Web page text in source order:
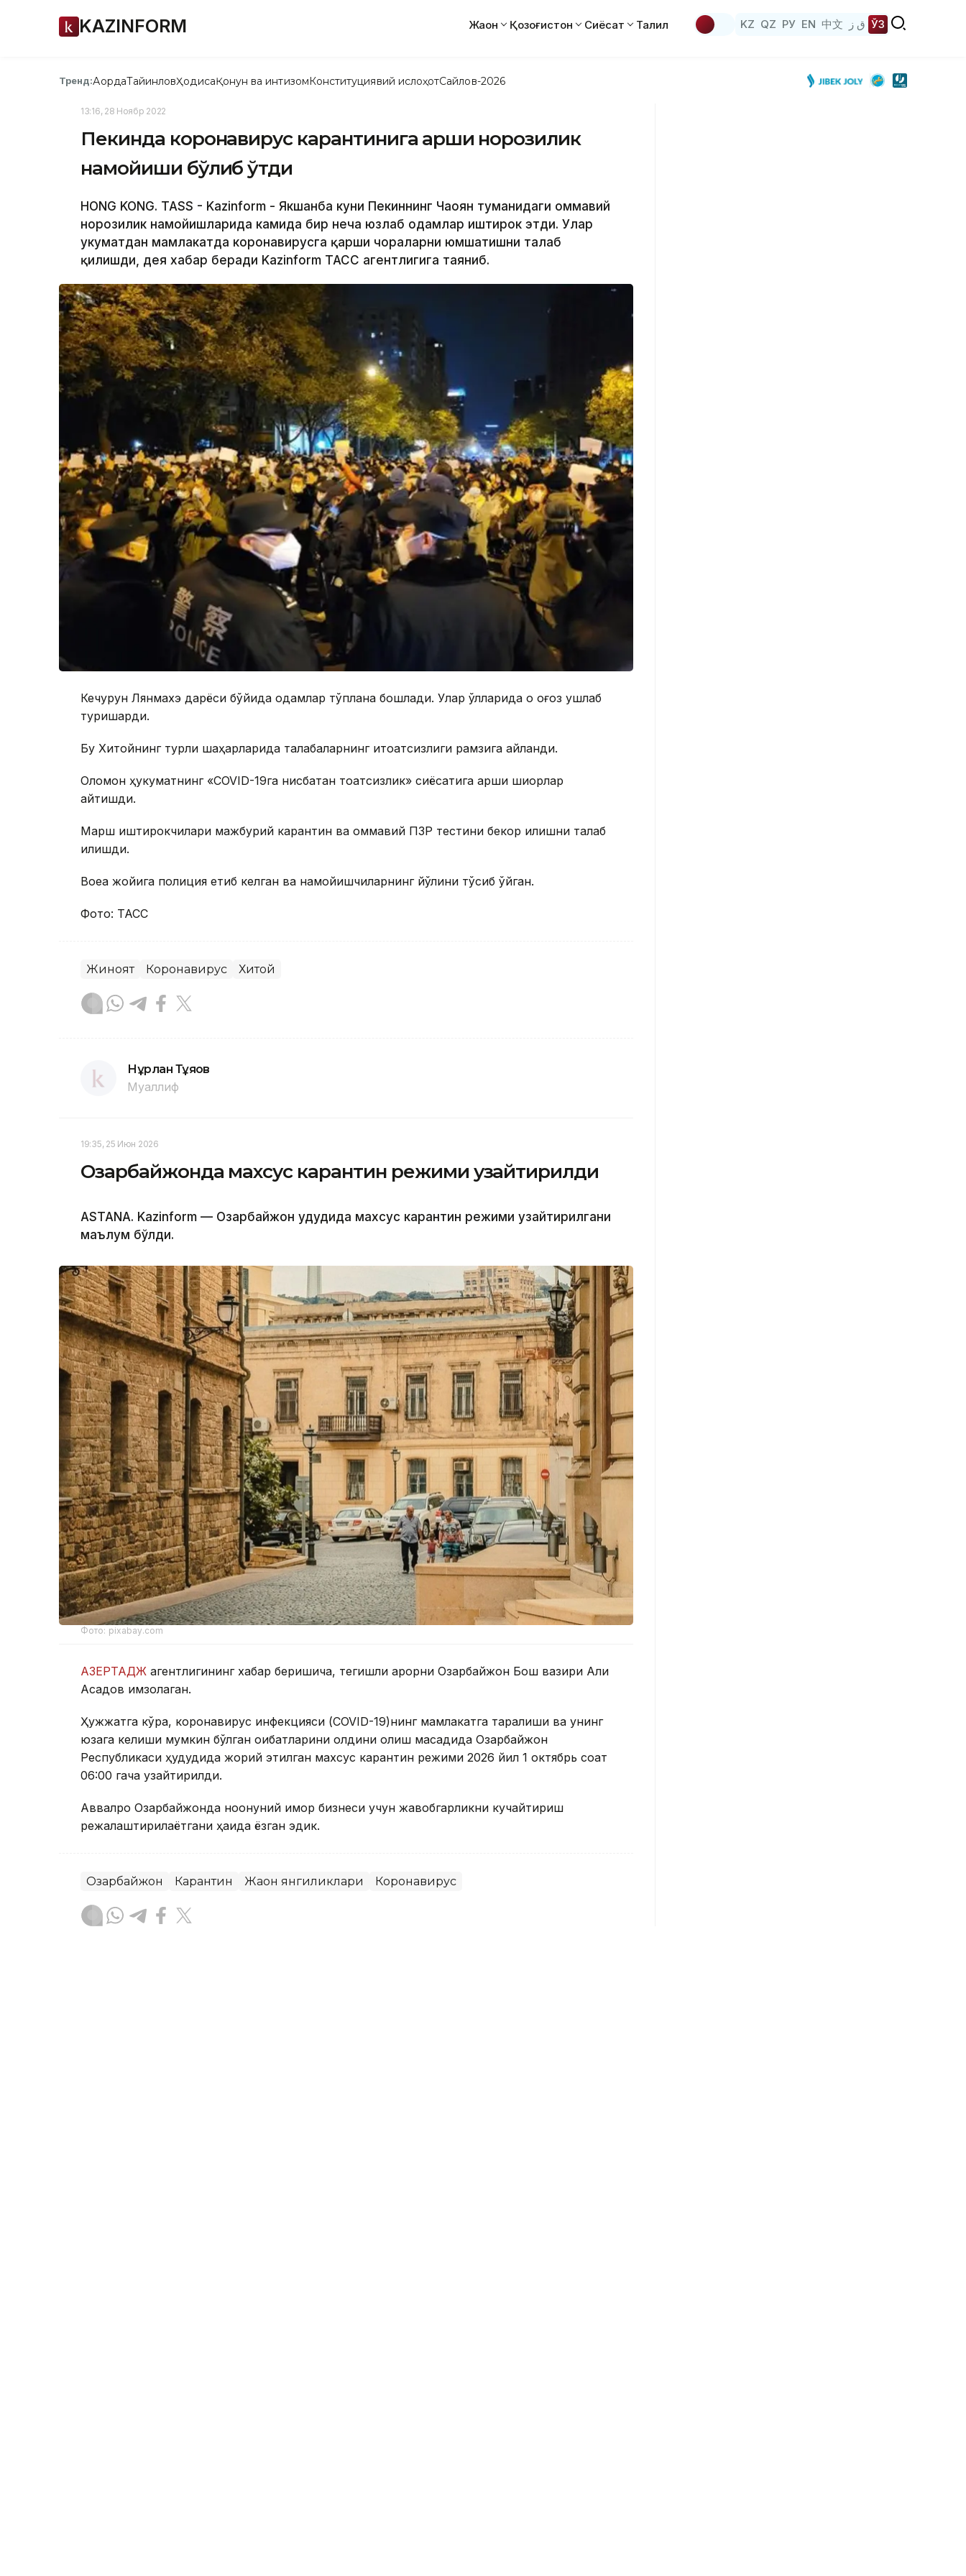
KAZINFORM Жаҳон Қозоғистон Сиёсат Таҳлил KZ QZ РУ EN 中文 ق ز ЎЗ
Тренд:АқордаТайинловҲодисаҚонун ва интизомКонституциявий ислоҳотСайлов-2026
13:16, 28 Ноябр 2022
Пекинда коронавирус карантинига қарши норозилик
намойиши бўлиб ўтди
HONG KONG. TASS - Kazinform - Якшанба куни Пекиннинг Чаоян туманидаги оммавий
норозилик намойишларида камида бир неча юзлаб одамлар иштирок этди. Улар
ҳукуматдан мамлакатда коронавирусга қарши чораларни юмшатишни талаб
қилишди, дея хабар беради Kazinform ТАСС агентлигига таяниб.
Кечқурун Лянмахэ дарёси бўйида одамлар тўплана бошлади. Улар қўлларида оқ қоғоз ушлаб
туришарди.
Бу Хитойнинг турли шаҳарларида талабаларнинг итоатсизлиги рамзига айланди.
Оломон ҳукуматнинг «COVID-19га нисбатан тоқатсизлик» сиёсатига қарши шиорлар
айтишди.
Марш иштирокчилари мажбурий карантин ва оммавий ПЗР тестини бекор қилишни талаб
қилишди.
Воқеа жойига полиция етиб келган ва намойишчиларнинг йўлини тўсиб қўйган.
Фото: ТАСС
Жиноят Коронавирус Хитой
Нұрлан Тұяқов
Муаллиф
19:35, 25 Июн 2026
Озарбайжонда махсус карантин режими узайтирилди
ASTANA. Kazinform — Озарбайжон ҳудудида махсус карантин режими узайтирилгани
маълум бўлди.
Фото: pixabay.com
АЗЕРТАДЖ агентлигининг хабар беришича, тегишли қарорни Озарбайжон Бош вазири Али
Асадов имзолаган.
Ҳужжатга кўра, коронавирус инфекцияси (COVID-19)нинг мамлакатга тарқалиши ва унинг
юзага келиши мумкин бўлган оқибатларини олдини олиш мақсадида Озарбайжон
Республикаси ҳудудида жорий этилган махсус карантин режими 2026 йил 1 октябрь соат
06:00 гача узайтирилди.
Аввалроқ Озарбайжонда ноқонуний қимор бизнеси учун жавобгарликни кучайтириш
режалаштирилаётгани ҳақида ёзган эдик.
Озарбайжон Карантин Жаҳон янгиликлари Коронавирус